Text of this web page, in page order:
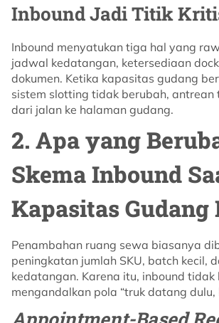
Inbound Jadi Titik
Inbound menyatukan tiga hal yang
jadwal kedatangan, ketersediaan
dokumen. Ketika kapasitas gudang
sistem slotting tidak berubah, antrean
dari jalan ke halaman gudang.
2. Apa yang
Skema Inbound
Kapasitas Gudang
Penambahan ruang sewa biasanya
peningkatan jumlah SKU, batch kecil,
kedatangan. Karena itu, inbound tidak
mengandalkan pola “truk datang dulu,